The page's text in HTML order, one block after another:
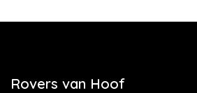
Rovers van Hoof